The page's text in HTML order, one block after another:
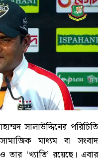
সালাউদ্দিনের পরিচিতি
মাধ্যম বা সংবাদ
‘খ্যাতি’ রয়েছে। এবার